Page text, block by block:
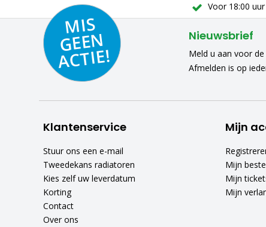
Voor 18:00
MIS
GEE
N
A
C
TIE!
Nieuwsbrief
Meld u aan voor
Afmelden is op
Klantenservice
Stuur ons een e-mail
Tweedekans radiatoren
Kies zelf uw leverdatum
Korting
Contact
Over ons
Mijn
Mijn
Mijn
Mijn